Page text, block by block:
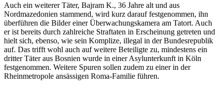
Auch ein weiterer Täter, Bajram K., 36 Jahre alt und aus
Nordmazedonien stammend, wird kurz darauf festgenommen, ihn
überführen die Bilder einer Überwachungskamera am Tatort. Auch
er ist bereits durch zahlreiche Straftaten in Erscheinung getreten und
hielt sich, ebenso, wie sein Komplize, illegal in der Bundesrepublik
auf. Das trifft wohl auch auf weitere Beteiligte zu, mindestens ein
dritter Täter aus Bosnien wurde in einer Asylunterkunft in Köln
festgenommen. Weitere Spuren sollen zudem zu einer in der
Rheinmetropole ansässigen Roma-Familie führen.